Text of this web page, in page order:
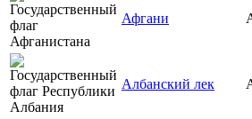
Афгани
Албанский лек